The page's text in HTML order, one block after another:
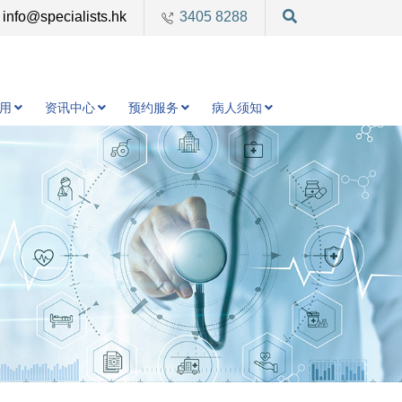
info@specialists.hk 3405 8288
资讯中心 预约服务 病人须知